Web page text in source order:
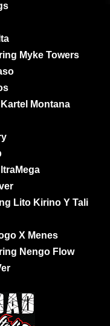
Myke Towers
Montana
Lito Kirino Y Tali
X Menes
Nengo Flow